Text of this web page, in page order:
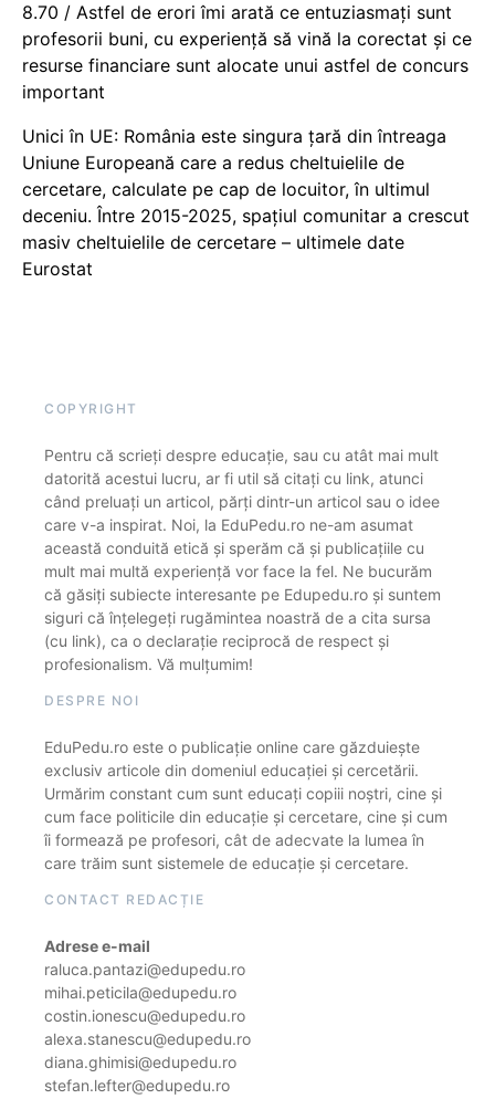
8.70 / Astfel de erori îmi arată ce entuziasmați sunt
profesorii buni, cu experiență să vină la corectat și ce
resurse financiare sunt alocate unui astfel de concurs
important
Unici în UE: România este singura țară din întreaga
Uniune Europeană care a redus cheltuielile de
cercetare, calculate pe cap de locuitor, în ultimul
deceniu. Între 2015-2025, spațiul comunitar a crescut
masiv cheltuielile de cercetare – ultimele date
Eurostat
COPYRIGHT
Pentru că scrieți despre educație, sau cu atât mai mult
datorită acestui lucru, ar fi util să citați cu link, atunci
când preluați un articol, părți dintr-un articol sau o idee
care v-a inspirat. Noi, la EduPedu.ro ne-am asumat
această conduită etică și sperăm că și publicațiile cu
mult mai multă experiență vor face la fel. Ne bucurăm
că găsiți subiecte interesante pe Edupedu.ro și suntem
siguri că înțelegeți rugămintea noastră de a cita sursa
(cu link), ca o declarație reciprocă de respect și
profesionalism. Vă mulțumim!
DESPRE NOI
EduPedu.ro este o publicație online care găzduiește
exclusiv articole din domeniul educației și cercetării.
Urmărim constant cum sunt educați copiii noștri, cine și
cum face politicile din educație și cercetare, cine și cum
îi formează pe profesori, cât de adecvate la lumea în
care trăim sunt sistemele de educație și cercetare.
CONTACT REDACȚIE
Adrese e-mail
raluca.pantazi@edupedu.ro
mihai.peticila@edupedu.ro
costin.ionescu@edupedu.ro
alexa.stanescu@edupedu.ro
diana.ghimisi@edupedu.ro
stefan.lefter@edupedu.ro